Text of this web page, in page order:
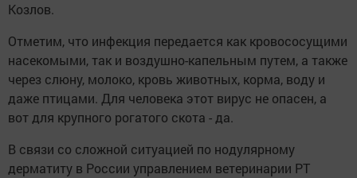
Козлов.
Отметим, что инфекция передается как кровососущими
насекомыми, так и воздушно-капельным путем, а также
через слюну, молоко, кровь животных, корма, воду и
даже птицами. Для человека этот вирус не опасен, а
вот для крупного рогатого скота - да.
В связи со сложной ситуацией по нодулярному
дерматиту в России управлением ветеринарии РТ